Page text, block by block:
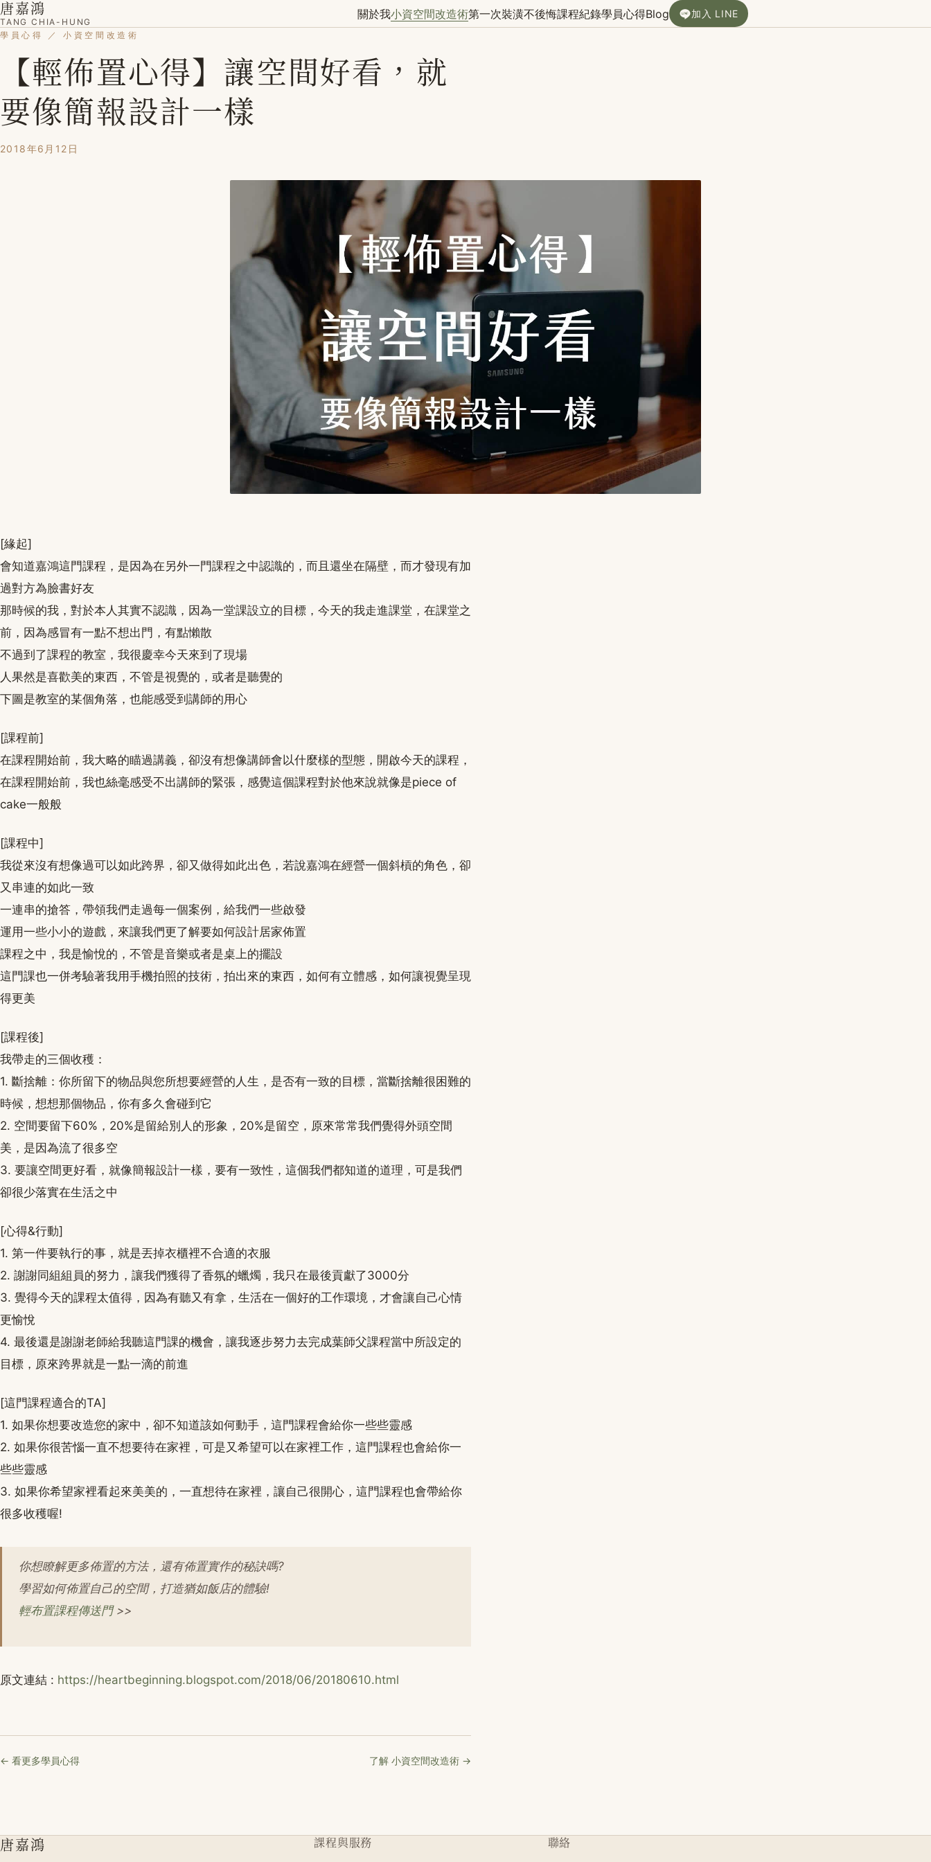
唐嘉鴻
TANG CHIA-HUNG
關於我小資空間改造術第一次裝潢不後悔課程紀錄學員心得Blog 加入 LINE
學員心得 ／ 小資空間改造術
【輕佈置心得】讓空間好看，就
要像簡報設計一樣
2018年6月12日
[緣起]
會知道嘉鴻這門課程，是因為在另外一門課程之中認識的，而且還坐在隔壁，而才發現有加
過對方為臉書好友
那時候的我，對於本人其實不認識，因為一堂課設立的目標，今天的我走進課堂，在課堂之
前，因為感冒有一點不想出門，有點懶散
不過到了課程的教室，我很慶幸今天來到了現場
人果然是喜歡美的東西，不管是視覺的，或者是聽覺的
下圖是教室的某個角落，也能感受到講師的用心
[課程前]
在課程開始前，我大略的瞄過講義，卻沒有想像講師會以什麼樣的型態，開啟今天的課程，
在課程開始前，我也絲毫感受不出講師的緊張，感覺這個課程對於他來說就像是piece of
cake一般般
[課程中]
我從來沒有想像過可以如此跨界，卻又做得如此出色，若說嘉鴻在經營一個斜槓的角色，卻
又串連的如此一致
一連串的搶答，帶領我們走過每一個案例，給我們一些啟發
運用一些小小的遊戲，來讓我們更了解要如何設計居家佈置
課程之中，我是愉悅的，不管是音樂或者是桌上的擺設
這門課也一併考驗著我用手機拍照的技術，拍出來的東西，如何有立體感，如何讓視覺呈現
得更美
[課程後]
我帶走的三個收穫：
1. 斷捨離：你所留下的物品與您所想要經營的人生，是否有一致的目標，當斷捨離很困難的
時候，想想那個物品，你有多久會碰到它
2. 空間要留下60%，20%是留給別人的形象，20%是留空，原來常常我們覺得外頭空間
美，是因為流了很多空
3. 要讓空間更好看，就像簡報設計一樣，要有一致性，這個我們都知道的道理，可是我們
卻很少落實在生活之中
[心得&行動]
1. 第一件要執行的事，就是丟掉衣櫃裡不合適的衣服
2. 謝謝同組組員的努力，讓我們獲得了香氛的蠟燭，我只在最後貢獻了3000分
3. 覺得今天的課程太值得，因為有聽又有拿，生活在一個好的工作環境，才會讓自己心情
更愉悅
4. 最後還是謝謝老師給我聽這門課的機會，讓我逐步努力去完成葉師父課程當中所設定的
目標，原來跨界就是一點一滴的前進
[這門課程適合的TA]
1. 如果你想要改造您的家中，卻不知道該如何動手，這門課程會給你一些些靈感
2. 如果你很苦惱一直不想要待在家裡，可是又希望可以在家裡工作，這門課程也會給你一
些些靈感
3. 如果你希望家裡看起來美美的，一直想待在家裡，讓自己很開心，這門課程也會帶給你
很多收穫喔!
你想瞭解更多佈置的方法，還有佈置實作的秘訣嗎?
學習如何佈置自己的空間，打造猶如飯店的體驗!
輕布置課程傳送門>>
原文連結 : https://heartbeginning.blogspot.com/2018/06/20180610.html
← 看更多學員心得 了解 小資空間改造術 →
唐嘉鴻 課程與服務 聯絡